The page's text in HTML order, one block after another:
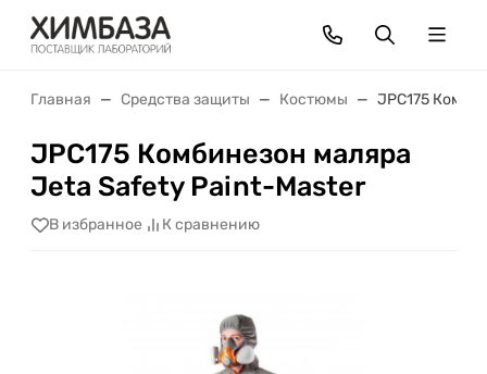
Главная Средства защиты Костюмы JPC175
JPC175 Комбинезон маляра
Jeta Safety Paint-Master
В избранное К сравнению